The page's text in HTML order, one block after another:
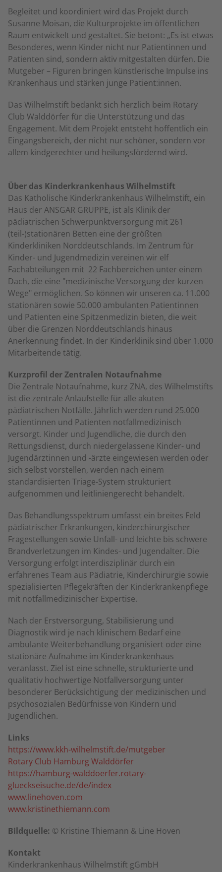
Begleitet und koordiniert wird das Projekt durch
Susanne Moisan, die Kulturprojekte im öffentlichen
Raum entwickelt und gestaltet. Sie betont: „Es ist etwas
Besonderes, wenn Kinder nicht nur Patientinnen und
Patienten sind, sondern aktiv mitgestalten dürfen. Die
Mutgeber – Figuren bringen künstlerische Impulse ins
Krankenhaus und stärken junge Patient:innen.
Das Wilhelmstift bedankt sich herzlich beim Rotary
Club Walddörfer für die Unterstützung und das
Engagement. Mit dem Projekt entsteht hoffentlich ein
Eingangsbereich, der nicht nur schöner, sondern vor
allem kindgerechter und heilungsfördernd wird.
Über das Kinderkrankenhaus Wilhelmstift
Das Katholische Kinderkrankenhaus Wilhelmstift, ein
Haus der ANSGAR GRUPPE, ist als Klinik der
pädiatrischen Schwerpunktversorgung mit 261
(teil-)stationären Betten eine der größten
Kinderkliniken Norddeutschlands. Im Zentrum für
Kinder- und Jugendmedizin vereinen wir elf
Fachabteilungen mit 22 Fachbereichen unter einem
Dach, die eine "medizinische Versorgung der kurzen
Wege" ermöglichen. So können wir unseren ca. 11.000
stationären sowie 50.000 ambulanten Patientinnen
und Patienten eine Spitzenmedizin bieten, die weit
über die Grenzen Norddeutschlands hinaus
Anerkennung findet. In der Kinderklinik sind über 1.000
Mitarbeitende tätig.
Kurzprofil der Zentralen Notaufnahme
Die Zentrale Notaufnahme, kurz ZNA, des Wilhelmstifts
ist die zentrale Anlaufstelle für alle akuten
pädiatrischen Notfälle. Jährlich werden rund 25.000
Patientinnen und Patienten notfallmedizinisch
versorgt. Kinder und Jugendliche, die durch den
Rettungsdienst, durch niedergelassene Kinder- und
Jugendärztinnen und -ärzte eingewiesen werden oder
sich selbst vorstellen, werden nach einem
standardisierten Triage-System strukturiert
aufgenommen und leitliniengerecht behandelt.
Das Behandlungsspektrum umfasst ein breites Feld
pädiatrischer Erkrankungen, kinderchirurgischer
Fragestellungen sowie Unfall- und leichte bis schwere
Brandverletzungen im Kindes- und Jugendalter. Die
Versorgung erfolgt interdisziplinär durch ein
erfahrenes Team aus Pädiatrie, Kinderchirurgie sowie
spezialisierten Pflegekräften der Kinderkrankenpflege
mit notfallmedizinischer Expertise.
Nach der Erstversorgung, Stabilisierung und
Diagnostik wird je nach klinischem Bedarf eine
ambulante Weiterbehandlung organisiert oder eine
stationäre Aufnahme im Kinderkrankenhaus
veranlasst. Ziel ist eine schnelle, strukturierte und
qualitativ hochwertige Notfallversorgung unter
besonderer Berücksichtigung der medizinischen und
psychosozialen Bedürfnisse von Kindern und
Jugendlichen.
Links
https://www.kkh-wilhelmstift.de/mutgeber
Rotary Club Hamburg Walddörfer
https://hamburg-walddoerfer.rotary-
glueckseisuche.de/de/index
www.linehoven.com
www.kristinethiemann.com
Bildquelle: © Kristine Thiemann & Line Hoven
Kontakt
Kinderkrankenhaus Wilhelmstift gGmbH